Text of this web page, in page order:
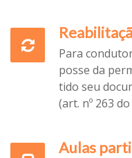
Para
posse da
tido seu
(art. nº 263 do
Aulas